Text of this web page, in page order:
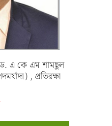
ড. এ কে এম শামছুল
, প্রতিরক্ষা